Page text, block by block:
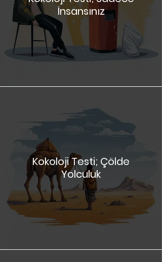
Kokoloji Testi; Sadece
İnsansınız
Kokoloji Testi; Çölde
Yolculuk